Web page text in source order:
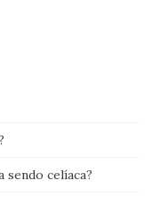
celíaca?